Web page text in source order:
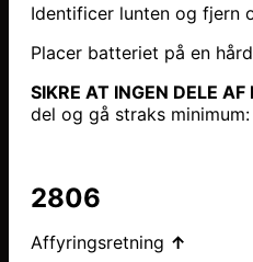
Identificer lunten og fjern
Placer batteriet på en
SIKRE AT INGEN DELE
del og gå straks
2806
Affyringsretning ↑